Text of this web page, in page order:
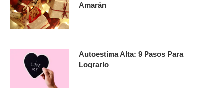
Amarán
Autoestima Alta: 9 Pasos Para
Lograrlo